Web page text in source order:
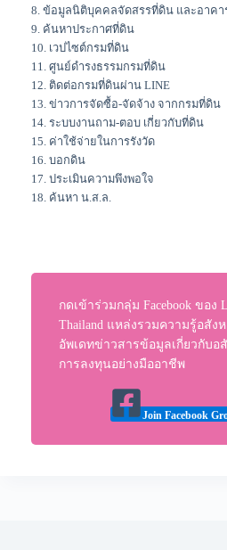
8. ข้อมูลนิติบุคคลจัดสรรที่ดิน และอาคา
9. ค้นหาประกาศที่ดิน
10. เวปไซต์กรมที่ดิน
11. ศูนย์ดำรงธรรมกรมที่ดิน
12. ติดต่อกรมที่ดินผ่าน LINE
13. ข่าวการจัดซื้อ-จัดจ้าง จากกรมที่ดิน
14. ระบบงานถาม-ตอบ เกี่ยวกับที่ดิน
15. ค่าใช้จ่ายในการรังวัด
16. บอกดิน
17. ประเมินความพึงพอใจ
18. ค้นหา น.ส.ล.
กดเข้าร่วมกลุ่ม Facebook ของ
Thailand แหล่งรวมความรู้อสัง
อัพเดทข่าวสารข้อมูลเกี่ยวกับอ
การลงทุนอย่างมืออาชีพ
Join Facebook